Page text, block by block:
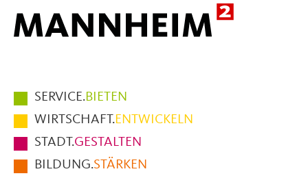
Hauptmenüpunkte
im
Fußbereich
der
Seite
SERVICE.BIETEN
WIRTSCHAFT.ENTWICKELN
STADT.GESTALTEN
BILDUNG.STÄRKEN